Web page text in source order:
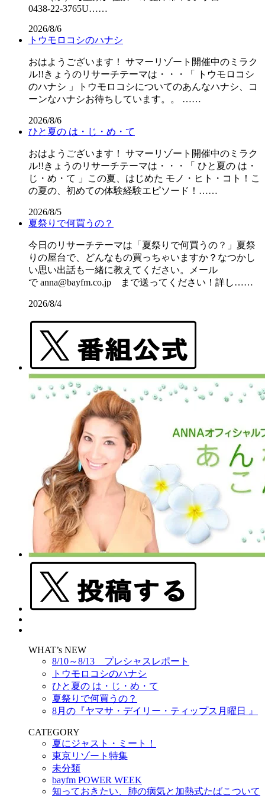
0438-22-3765U……
2026/8/6
トウモロコシのハナシ
おはようございます！ サマーリゾート開催中のミラク
ル!!きょうのリサーチテーマは・・・「 トウモロコシ
のハナシ 」トウモロコシについてのあんなハナシ、コ
ーンなハナシお待ちしています。。 ……
2026/8/6
ひと夏の は・じ・め・て
おはようございます！ サマーリゾート開催中のミラク
ル!!きょうのリサーチテーマは・・・「 ひと夏の は・
じ・め・て 」この夏、はじめた モノ・ヒト・コト！こ
の夏の、初めての体験経験エピソード！……
2026/8/5
夏祭りで何買うの？
今日のリサーチテーマは「夏祭りで何買うの？」夏祭
りの屋台で、どんなもの買っちゃいますか？なつかし
い思い出話も一緒に教えてください。メール
で anna@bayfm.co.jp まで送ってください！詳し……
2026/8/4
WHAT’s NEW
8/10～8/13 プレシャスレポート
トウモロコシのハナシ
ひと夏の は・じ・め・て
夏祭りで何買うの？
8月の『ヤマサ・デイリー・ティップス月曜日 』
CATEGORY
夏にジャスト・ミート！
東京リゾート特集
未分類
bayfm POWER WEEK
知っておきたい、肺の病気と加熱式たばこついて